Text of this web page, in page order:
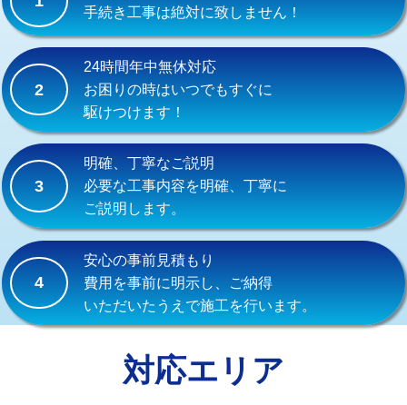
交換・取付(混合水栓（壁付・デッキ
式・ワンホール）)
16,500円+材料費
交換・取付(排水栓・排水トラップ
（P/S/ポップアップ））
交換・取付（その他部品）
持込商品取付（単水栓）
持込商品取付（混合水栓） 16,500円
持込商品取付（浄水器・分岐水栓） 16,500円
給水管工事※（ホール加工)
給水管工事※（バンド止め) 3,300円
給水管工事※（保温材使用（バンド止
5,500円
手続き工事は絶対に致しません！
2
24時間年中無休対応
お困りの時はいつでもすぐに
駆けつけます！
3
明確、丁寧なご説明
必要な工事内容を明確、丁寧に
ご説明します。
4
安心の事前見積もり
費用を事前に明示し、ご納得
いただいたうえで施工を行います。
対応エリア